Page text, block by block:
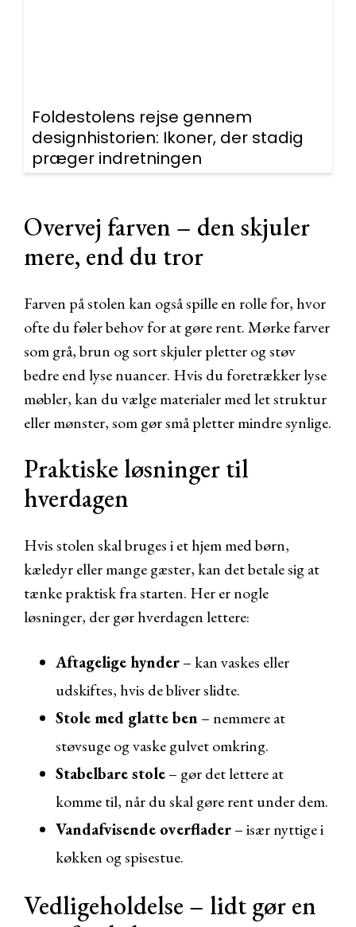
Foldestolens rejse gennem
designhistorien: Ikoner, der stadig
præger indretningen
Overvej farven – den skjuler
mere, end du tror
Farven på stolen kan også spille en rolle for, hvor
ofte du føler behov for at gøre rent. Mørke farver
som grå, brun og sort skjuler pletter og støv
bedre end lyse nuancer. Hvis du foretrækker lyse
møbler, kan du vælge materialer med let struktur
eller mønster, som gør små pletter mindre synlige.
Praktiske løsninger til
hverdagen
Hvis stolen skal bruges i et hjem med børn,
kæledyr eller mange gæster, kan det betale sig at
tænke praktisk fra starten. Her er nogle
løsninger, der gør hverdagen lettere:
Aftagelige hynder– kan vaskes eller
udskiftes, hvis de bliver slidte.
Stole med glatte ben – nemmere at
støvsuge og vaske gulvet omkring.
Stabelbare stole– gør det lettere at
komme til, når du skal gøre rent under dem.
Vandafvisende overflader– især nyttige i
køkken og spisestue.
Vedligeholdelse – lidt gør en